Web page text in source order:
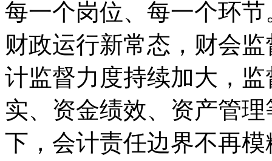
每一个岗位、每一个环
财政运行新常态，财会
计监督力度持续加大，
实、资金绩效、资产管
下，会计责任边界不再